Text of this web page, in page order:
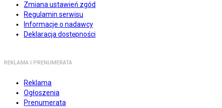
Zmiana ustawień zgód
Regulamin serwisu
Informacje o nadawcy
Deklaracja dostępności
REKLAMA I PRENUMERATA
Reklama
Ogłoszenia
Prenumerata